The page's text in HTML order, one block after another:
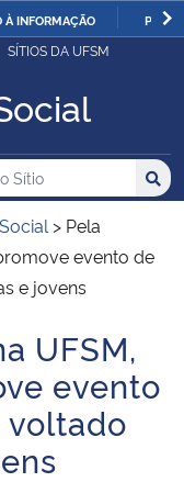
À INFORMAÇÃO
SÍTIOS DA UFSM
no no Sítio
> Pela
evento de
e jovens
UFSM,
evento
voltado